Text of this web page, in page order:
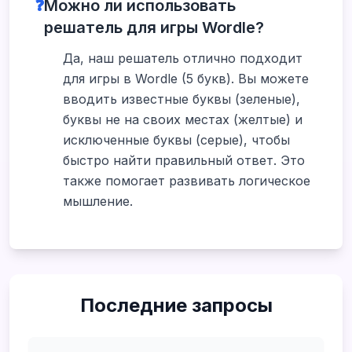
❓Можно ли использовать
решатель для игры Wordle?
Да, наш решатель отлично подходит
для игры в Wordle (5 букв). Вы можете
вводить известные буквы (зеленые),
буквы не на своих местах (желтые) и
исключенные буквы (серые), чтобы
быстро найти правильный ответ. Это
также помогает развивать логическое
мышление.
Последние запросы